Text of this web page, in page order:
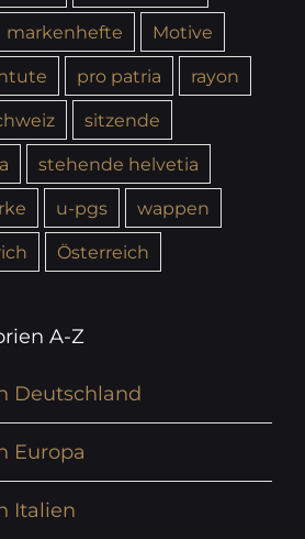
markenhefte
Motive
pro patria
rayon
sitzende
stehende helvetia
u-pgs
wappen
Österreich
A-Z
Deutschland
Europa
Italien